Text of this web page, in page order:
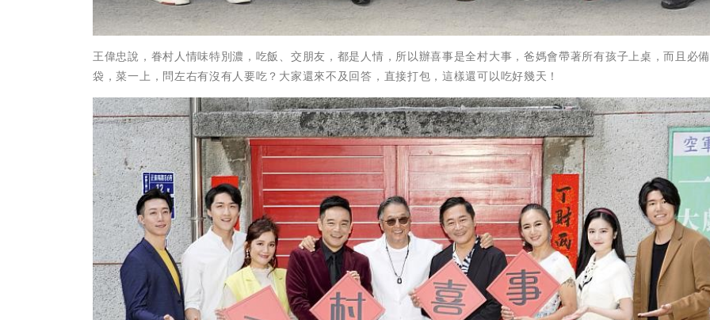
王偉忠說，眷村人情味特別濃，吃飯、交朋友，都是人情，所以辦喜事是全村大事，爸媽會帶著所有孩子上桌，而且必
袋，菜一上，問左右有沒有人要吃？大家還來不及回答，直接打包，這樣還可以吃好幾天！